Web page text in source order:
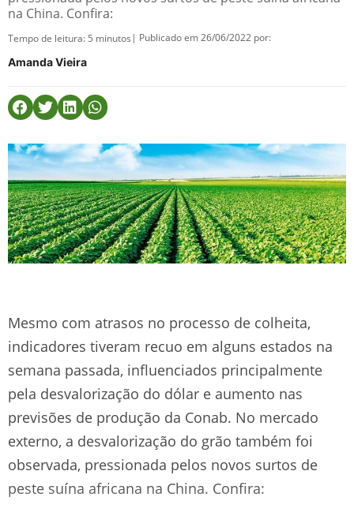
na China. Confira:
Tempo de leitura: 5 minutos | Publicado em 26/06/2022 por:
Amanda Vieira
Mesmo com atrasos no processo de colheita,
indicadores tiveram recuo em alguns estados na
semana passada, influenciados principalmente
pela desvalorização do dólar e aumento nas
previsões de produção da Conab. No mercado
externo, a desvalorização do grão também foi
observada, pressionada pelos novos surtos de
peste suína africana na China. Confira: